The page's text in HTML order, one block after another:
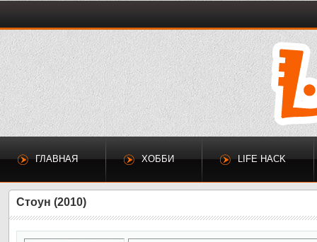
ГЛАВНАЯ ХОББИ LIFE HACK
Стоун (2010)